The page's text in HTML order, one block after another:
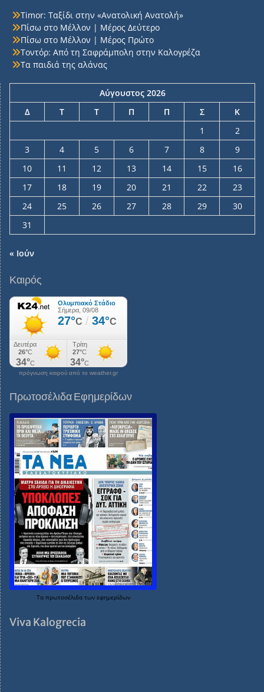
Timor: Ταξίδι στην «Ανατολική Ανατολή»
Πίσω στο Μέλλον | Μέρος Δεύτερο
Πίσω στο Μέλλον | Μέρος Πρώτο
Τοντόρ: Από τη Σαφράμπολη στην Καλογρέζα
Τα παιδιά της αλάνας
Αύγουστος 2026
Δ
Τ Τ Π Π Σ
Κ
1
2
3
4 5 6 7 8
9
10
11 12 13 14 15
16
17
18 19 20 21 22
23
24
25 26 27 28 29
30
31
« Ιούν
Καιρός
πρόγνωση καιρού από το weather.gr
Πρωτοσέλιδα Εφημερίδων
Τα πρωτοσέλιδα των εφημερίδων
Viva Kalogrecia